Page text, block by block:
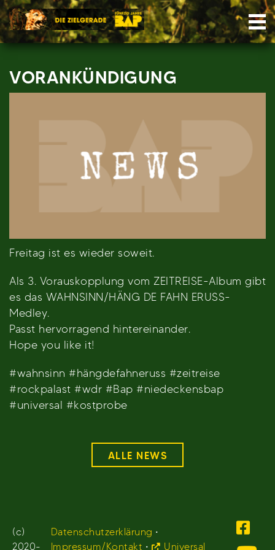
Skip
to
content
VORANKÜNDIGUNG
Freitag ist es wieder soweit.
Als 3. Vorauskopplung vom ZEITREISE-Album gibt
es das WAHNSINN/HÄNG DE FAHN ERUSS-
Medley.
Passt hervorragend hintereinander.
Hope you like it!
#wahnsinn #hängdefahneruss #zeitreise
#rockpalast #wdr #Bap #niedeckensbap
#universal #kostprobe
ALLE NEWS
(c)
2020-
Datenschutzerklärung •
Impressum/Kontakt • Universal